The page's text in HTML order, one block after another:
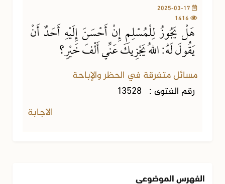
هَلْ يَجُوزُ لِلْمُسْلِمِ إِنْ أَحْسَنَ إِلَيْهِ أَحَدٌ أَنْ
يَقُولَ لَهُ: اللهُ يَجْزِيكَ عَنِّي أَلْفَ خَيْرٍ؟
مسائل متفرقة في الحظر والإباحة
رقم الفتوى : 13528
الاجابة
الفهرس الموضوعي